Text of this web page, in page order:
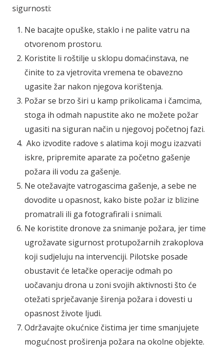
sigurnosti:
Ne bacajte opuške, staklo i ne palite vatru na
otvorenom prostoru.
Koristite li roštilje u sklopu domaćinstava, ne
činite to za vjetrovita vremena te obavezno
ugasite žar nakon njegova korištenja.
Požar se brzo širi u kamp prikolicama i čamcima,
stoga ih odmah napustite ako ne možete požar
ugasiti na siguran način u njegovoj početnoj fazi.
Ako izvodite radove s alatima koji mogu izazvati
iskre, pripremite aparate za početno gašenje
požara ili vodu za gašenje.
Ne otežavajte vatrogascima gašenje, a sebe ne
dovodite u opasnost, kako biste požar iz blizine
promatrali ili ga fotografirali i snimali.
Ne koristite dronove za snimanje požara, jer time
ugrožavate sigurnost protupožarnih zrakoplova
koji sudjeluju na intervenciji. Pilotske posade
obustavit će letačke operacije odmah po
uočavanju drona u zoni svojih aktivnosti što će
otežati sprječavanje širenja požara i dovesti u
opasnost živote ljudi.
Održavajte okućnice čistima jer time smanjujete
mogućnost proširenja požara na okolne objekte.